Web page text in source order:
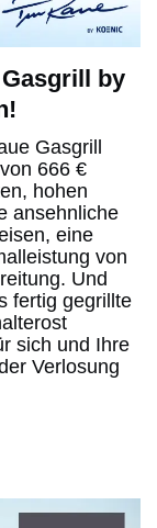
by
Gasgrill
666 €
hohen
ansehnliche
eine
von
Und
fertig gegrillte
sich und Ihre
Verlosung